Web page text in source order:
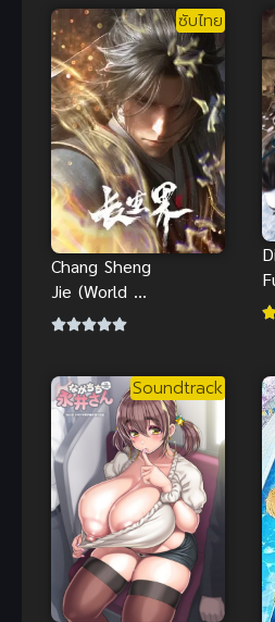
ซับไทย
Chang Sheng
Jie (World of
Immortals)
Soundtrack